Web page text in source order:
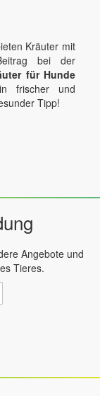
Kräuter mit
bei der
für Hunde
frischer und
Tipp!
Angebote und
Tieres.